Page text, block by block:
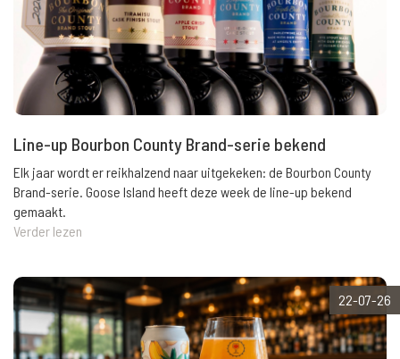
Line-up Bourbon County Brand-serie bekend
Elk jaar wordt er reikhalzend naar uitgekeken: de Bourbon County
Brand-serie. Goose Island heeft deze week de line-up bekend
gemaakt.
Verder lezen
22-07-26